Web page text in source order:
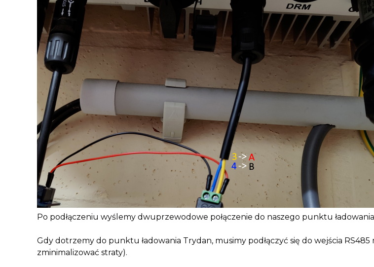
Po podłączeniu wyślemy dwuprzewodowe połączenie do naszego punktu
Gdy dotrzemy do punktu ładowania Trydan, musimy podłączyć się do wejścia
zminimalizować straty).